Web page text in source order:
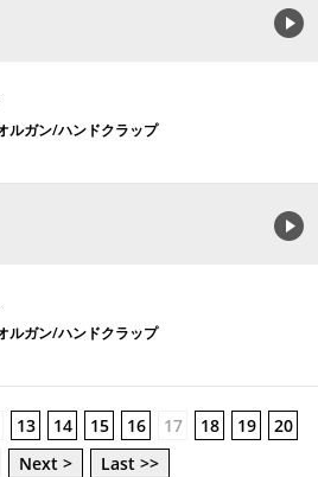
ルガン/ハンドクラップ
ルガン/ハンドクラップ
13 14 15 16 17 18 19
20
Next > Last >>